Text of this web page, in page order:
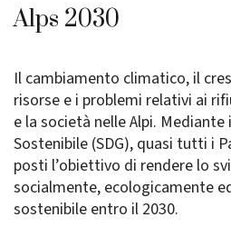
Alps 2030
Il cambiamento climatico, il
risorse e i problemi relativi ai
e la società nelle Alpi.
Sostenibile (SDG), quasi tutti i
posti l’obiettivo di rendere lo
socialmente, ecologicamente
sostenibile entro il 2030.